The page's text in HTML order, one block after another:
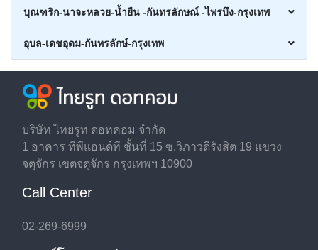
บุณฑริก-นาจะหลวย-น้ำยืน -กันทรลักษณ์ -ไพรบึง-กรุงเทพ
อุบล-เดชอุดม-กันทรลักษ์-กรุงเทพ
บริษัท ไทยรูท ดอทคอม จำกัด
1 อาคาร ทีพีแอนด์ที ชั้นที่ 15 ซ.วิภาวดีรังสิต 19 แขวง
จตุจักร เขตจตุจักร กรุงเทพฯ 10900
Call Center
02-269-6999